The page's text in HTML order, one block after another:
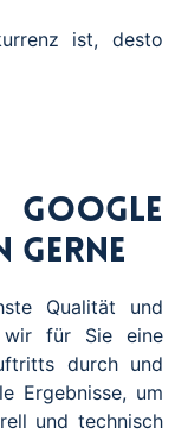
ist, desto
gerne
Qualität und
wir für Sie eine
durch und
Ergebnisse, um
und technisch